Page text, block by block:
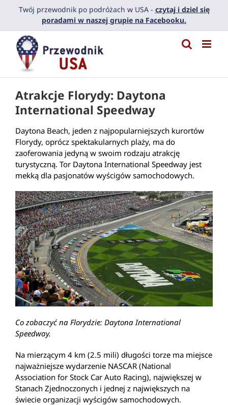
PrzejdźTwój przewodnik po podróżach w USA - czytaj i dziel się
poradami w naszej grupie na Facebooku.
Atrakcje Florydy: Daytona
International Speedway
Daytona Beach, jeden z najpopularniejszych kurortów
Florydy, oprócz spektakularnych plaży, ma do
zaoferowania jedyną w swoim rodzaju atrakcję
turystyczną. Tor Daytona International Speedway jest
mekką dla pasjonatów wyścigów samochodowych.
Co zobaczyć na Florydzie: Daytona International
Speedway.
Na mierzącym 4 km (2.5 mili) długości torze ma miejsce
najważniejsze wydarzenie NASCAR (National
Association for Stock Car Auto Racing), największej w
Stanach Zjednoczonych i jednej z największych na
świecie organizacji wyścigów samochodowych.